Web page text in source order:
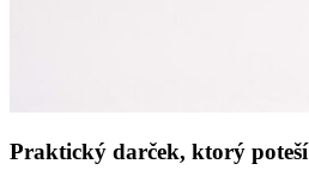
Praktický darček, ktorý poteší